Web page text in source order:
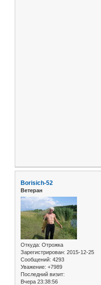
Borisich-52
Ветеран
Откуда: Отрожка
Зарегистрирован: 2015-12-25
Сообщений: 4293
Уважение: +7989
Последний визит:
Вчера 23:38:56